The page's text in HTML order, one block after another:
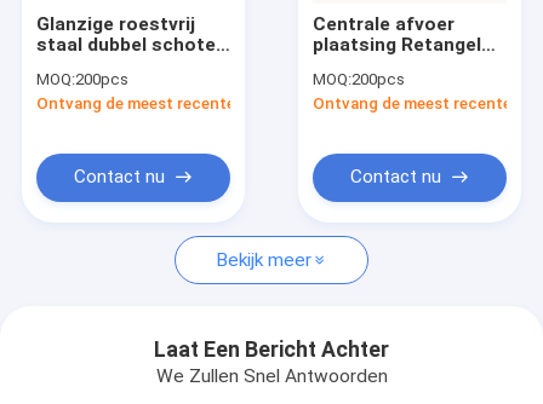
Contacteer ons
Nieuws
Gootsteen van de roestvrij staal de Dubbele Kom
Glanzige roestvrij
staal dubbel schotel
corrosiebestendigheid
MOQ:200pcs
Ontvang de meest recente Prijs
Contact nu
Centrale afvoer
plaatsing Retangel
dubbele schaal
wasbak met tot u
MOQ:200pcs
Ontvang de meest recente
Contact nu
Bekijk meer
Laat Een Bericht Achter
We Zullen Snel Antwoorden